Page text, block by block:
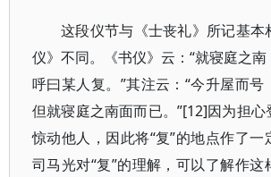
这段仪节与《士丧礼》所记基本
仪》不同。《书仪》云：“就寝庭之南
呼曰某人复。”其注云：“今升屋而号
但就寝庭之南面而已。”[12]因为担心
惊动他人，因此将“复”的地点作了一
司马光对“复”的理解，可以了解作这